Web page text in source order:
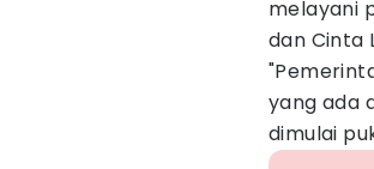
melayani
dan Cinta
yang ada
dimulai